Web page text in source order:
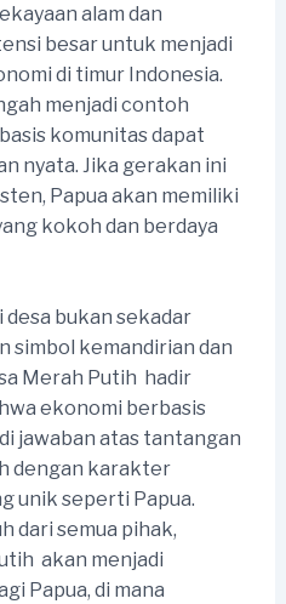
alam dan
besar untuk menjadi
di timur Indonesia.
menjadi contoh
komunitas dapat
nyata. Jika gerakan ini
Papua akan memiliki
kokoh dan berdaya
desa bukan sekadar
simbol kemandirian dan
Merah Putih hadir
ekonomi berbasis
jawaban atas tantangan
dengan karakter
unik seperti Papua.
dari semua pihak,
akan menjadi
Papua, di mana